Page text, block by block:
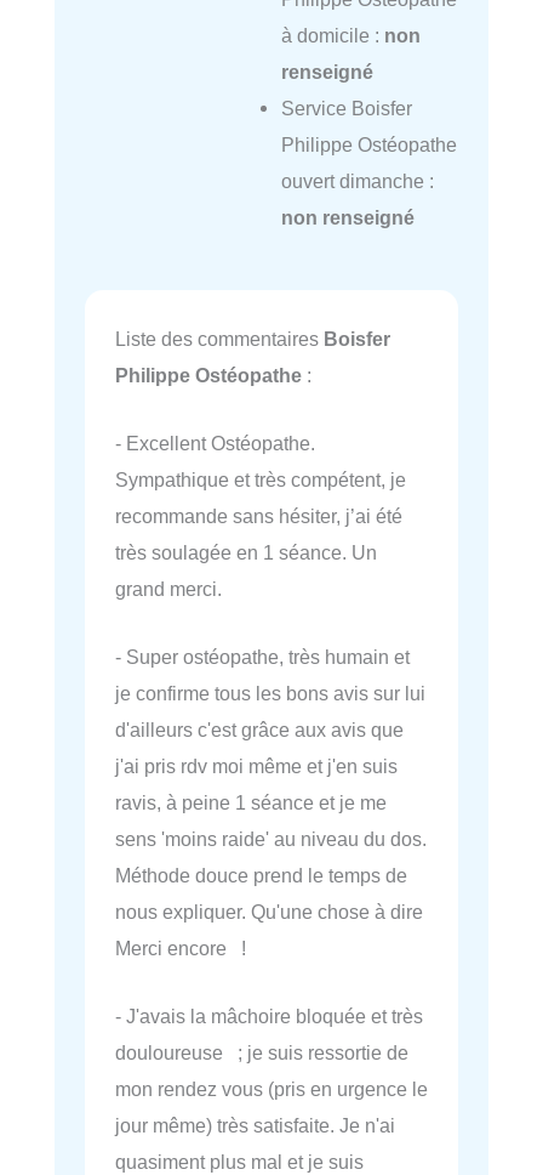
à domicile : non
renseigné
Service Boisfer
Philippe Ostéopathe
ouvert dimanche :
non renseigné
Liste des commentaires Boisfer
Philippe Ostéopathe :
- Excellent Ostéopathe.
Sympathique et très compétent, je
recommande sans hésiter, j’ai été
très soulagée en 1 séance. Un
grand merci.
- Super ostéopathe, très humain et
je confirme tous les bons avis sur lui
d'ailleurs c'est grâce aux avis que
j'ai pris rdv moi même et j'en suis
ravis, à peine 1 séance et je me
sens 'moins raide' au niveau du dos.
Méthode douce prend le temps de
nous expliquer. Qu'une chose à dire
Merci encore !
- J'avais la mâchoire bloquée et très
douloureuse ; je suis ressortie de
mon rendez vous (pris en urgence le
jour même) très satisfaite. Je n'ai
quasiment plus mal et je suis